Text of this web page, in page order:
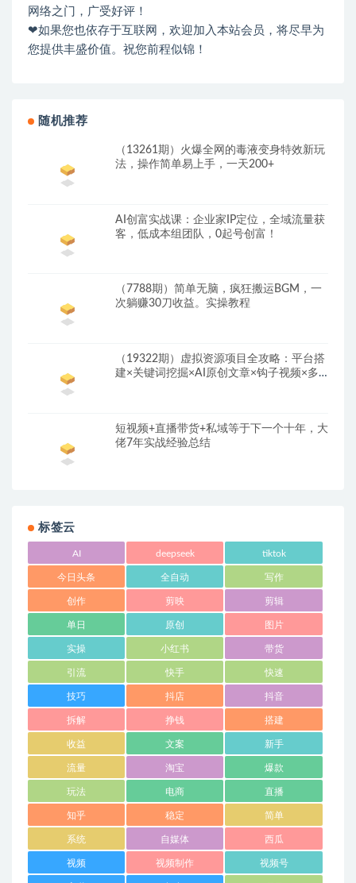
网络之门，广受好评！
❤如果您也依存于互联网，欢迎加入本站会员，将尽早为
您提供丰盛价值。祝您前程似锦！
随机推荐
（13261期）火爆全网的毒液变身特效新玩
法，操作简单易上手，一天200+
AI创富实战课：企业家IP定位，全域流量获
客，低成本组团队，0起号创富！
（7788期）简单无脑，疯狂搬运BGM，一
次躺赚30刀收益。实操教程
（19322期）虚拟资源项目全攻略：平台搭
建×关键词挖掘×AI原创文章×钩子视频×多
短视频+直播带货+私域等于下一个十年，大
佬7年实战经验总结
标签云
AI deepseek tiktok
今日头条 全自动 写作
创作 剪映 剪辑
单日 原创 图片
实操 小红书 带货
引流 快手 快速
技巧 抖店 抖音
拆解 挣钱 搭建
收益 文案 新手
流量 淘宝 爆款
玩法 电商 直播
知乎 稳定 简单
系统 自媒体 西瓜
视频 视频制作 视频号